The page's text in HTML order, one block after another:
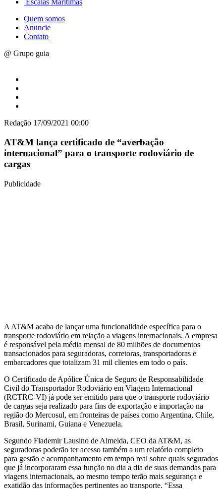
Escalas Marítimas
Quem somos
Anuncie
Contato
@ Grupo guia
Redação 17/09/2021 00:00
AT&M lança certificado de “averbação
internacional” para o transporte rodoviário de
cargas
Publicidade
A AT&M acaba de lançar uma funcionalidade específica para o
transporte rodoviário em relação a viagens internacionais. A empresa
é responsável pela média mensal de 80 milhões de documentos
transacionados para seguradoras, corretoras, transportadoras e
embarcadores que totalizam 31 mil clientes em todo o país.
O Certificado de Apólice Única de Seguro de Responsabilidade
Civil do Transportador Rodoviário em Viagem Internacional
(RCTRC-VI) já pode ser emitido para que o transporte rodoviário
de cargas seja realizado para fins de exportação e importação na
região do Mercosul, em fronteiras de países como Argentina, Chile,
Brasil, Surinami, Guiana e Venezuela.
Segundo Flademir Lausino de Almeida, CEO da AT&M, as
seguradoras poderão ter acesso também a um relatório completo
para gestão e acompanhamento em tempo real sobre quais segurados
que já incorporaram essa função no dia a dia de suas demandas para
viagens internacionais, ao mesmo tempo terão mais segurança e
exatidão das informações pertinentes ao transporte. “Essa